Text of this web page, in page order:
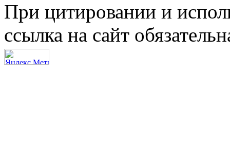
При цитировании и
ссылка на сайт